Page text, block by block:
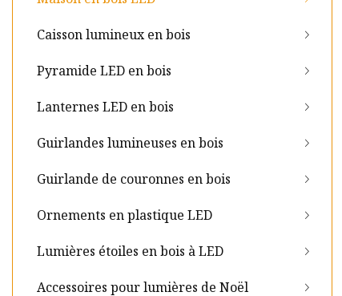
Caisson lumineux en bois
Pyramide LED en bois
Lanternes LED en bois
Guirlandes lumineuses en bois
Guirlande de couronnes en bois
Ornements en plastique LED
Lumières étoiles en bois à LED
Accessoires pour lumières de Noël